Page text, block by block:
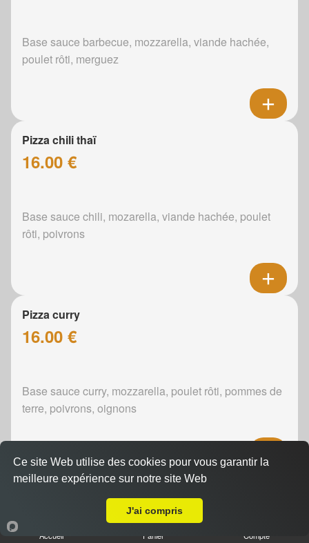
Base sauce barbecue, mozzarella, viande hachée,
poulet rôti, merguez
Pizza chili thaï
16.00 €
Base sauce chili, mozarella, viande hachée, poulet
rôti, poivrons
Pizza curry
16.00 €
Base sauce curry, mozzarella, poulet rôti, pommes de
terre, poivrons, oignons
Pizza boursin
Accueil Panier Compte
Ce site Web utilise des cookies pour vous garantir la
meilleure expérience sur notre site Web
J'ai compris